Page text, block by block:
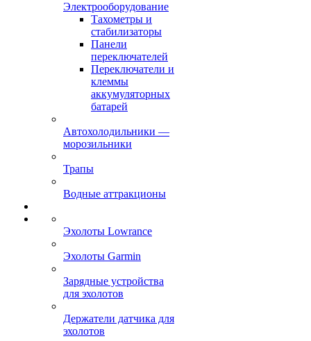
Электрооборудование
Тахометры и
стабилизаторы
Панели
переключателей
Переключатели и
клеммы
аккумуляторных
батарей
Автохолодильники —
морозильники
Трапы
Водные аттракционы
Эхолоты Lowrance
Эхолоты Garmin
Зарядные устройства
для эхолотов
Держатели датчика для
эхолотов